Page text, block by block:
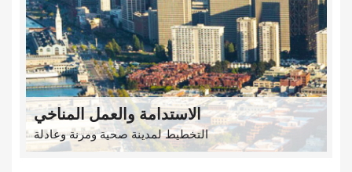
الاستدامة والعمل المناخي
التخطيط لمدينة صحية ومرنة وعادلة